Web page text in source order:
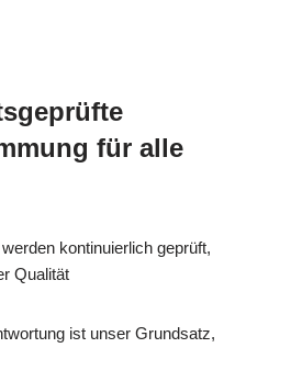
für alle
kontinuierlich geprüft,
Qualität
ist unser Grundsatz,